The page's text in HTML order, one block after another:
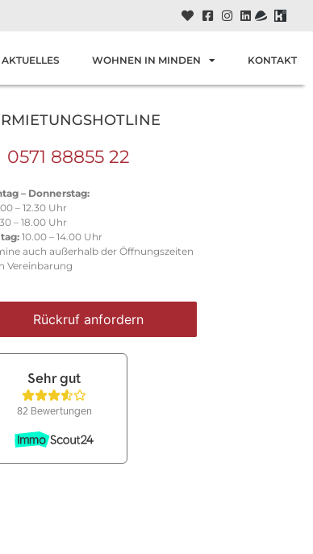
AKTUELLES WOHNEN IN MINDEN KONTAKT
0571 88855 22
– Donnerstag:
– 12.30 Uhr
– 18.00 Uhr
10.00 – 14.00 Uhr
auch außerhalb der Öffnungszeiten
Vereinbarung
Rückruf anfordern